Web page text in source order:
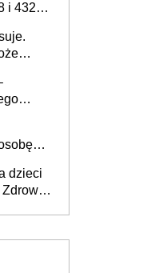
i 432
dzieci
Zdrowia